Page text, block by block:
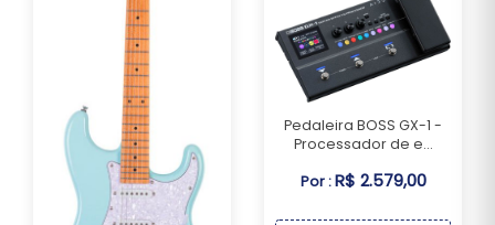
Pedaleira BOSS GX-1 -
Processador de e...
Por :R$ 2.579,00